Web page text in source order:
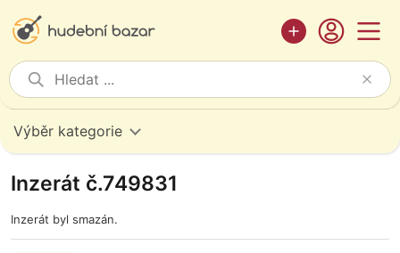
Výběr kategorie
Inzerát č.749831
Inzerát byl smazán.